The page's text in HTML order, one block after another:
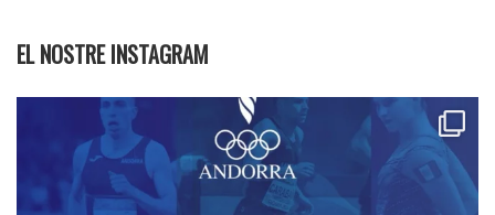
EL NOSTRE INSTAGRAM